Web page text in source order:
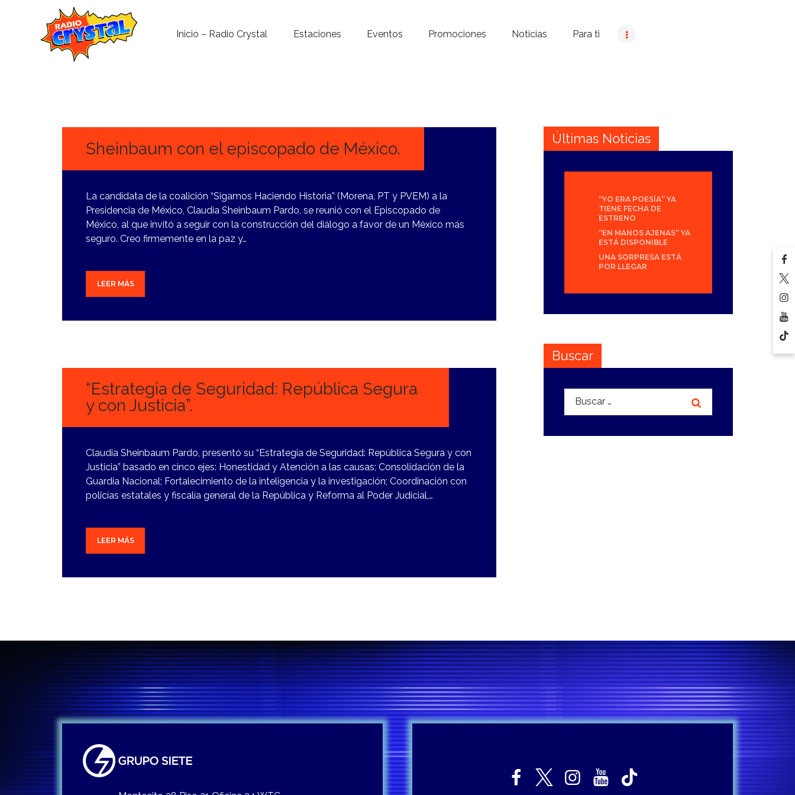
Inicio – Radio Crystal Estaciones Eventos Promociones Noticias Para ti
Noticias
Para ti
Contacto
Sheinbaum con el episcopado de México.
La candidata de la coalición “Sigamos Haciendo Historia” (Morena, PT y PVEM) a la
Presidencia de México, Claudia Sheinbaum Pardo, se reunió con el Episcopado de
México, al que invitó a seguir con la construcción del diálogo a favor de un México más
seguro. Creo firmemente en la paz y…
LEER MÁS
“Estrategia de Seguridad: República Segura
y con Justicia”.
Claudia Sheinbaum Pardo, presentó su “Estrategia de Seguridad: República Segura y con
Justicia” basado en cinco ejes: Honestidad y Atención a las causas; Consolidación de la
Guardia Nacional; Fortalecimiento de la inteligencia y la investigación; Coordinación con
policías estatales y fiscalía general de la República y Reforma al Poder Judicial,…
LEER MÁS
Últimas Noticias
“YO ERA POESÍA” YA
TIENE FECHA DE
ESTRENO
“EN MANOS AJENAS” YA
ESTÁ DISPONIBLE
UNA SORPRESA ESTÁ
POR LLEGAR
Buscar
Buscar: